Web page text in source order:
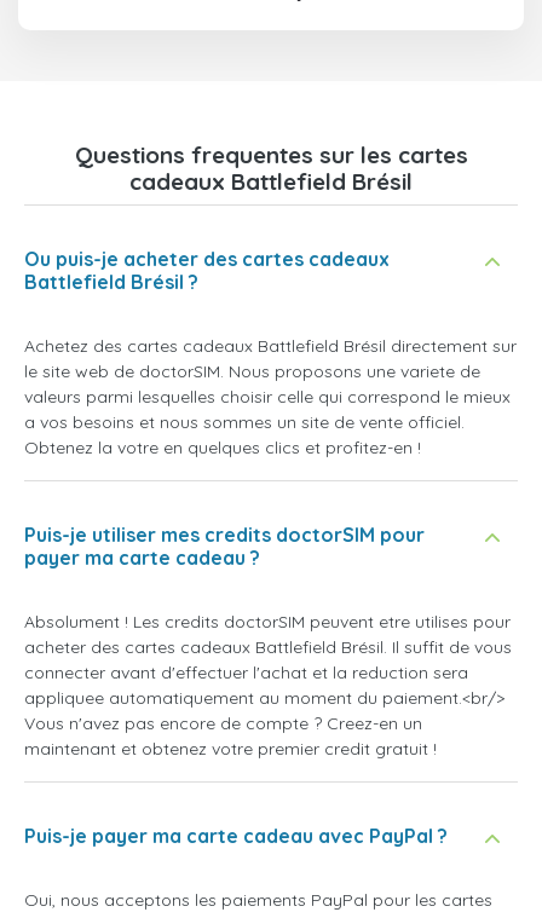
Questions frequentes sur les cartes
cadeaux Battlefield Brésil
Ou puis-je acheter des cartes cadeaux
Battlefield Brésil ?
Achetez des cartes cadeaux Battlefield Brésil directement sur
le site web de doctorSIM. Nous proposons une variete de
valeurs parmi lesquelles choisir celle qui correspond le mieux
a vos besoins et nous sommes un site de vente officiel.
Obtenez la votre en quelques clics et profitez-en !
Puis-je utiliser mes credits doctorSIM pour
payer ma carte cadeau ?
Absolument ! Les credits doctorSIM peuvent etre utilises pour
acheter des cartes cadeaux Battlefield Brésil. Il suffit de vous
connecter avant d'effectuer l'achat et la reduction sera
appliquee automatiquement au moment du paiement.<br/>
Vous n'avez pas encore de compte ? Creez-en un
maintenant et obtenez votre premier credit gratuit !
Puis-je payer ma carte cadeau avec PayPal ?
Oui, nous acceptons les paiements PayPal pour les cartes